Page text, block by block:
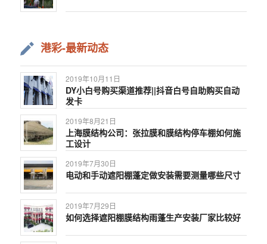
港彩-最新动态
2019年10月11日
DY小白号购买渠道推荐||抖音白号自助购买自动
发卡
2019年8月21日
上海膜结构公司：张拉膜和膜结构停车棚如何施
工设计
2019年7月30日
电动和手动遮阳棚蓬定做安装需要测量哪些尺寸
2019年7月29日
如何选择遮阳棚膜结构雨蓬生产安装厂家比较好